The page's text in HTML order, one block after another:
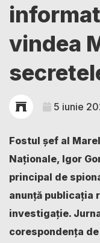
vindea
5 iunie
Fostul șef al
Naţionale, Igor
principal de
anunță publicația
investigație.
corespondența